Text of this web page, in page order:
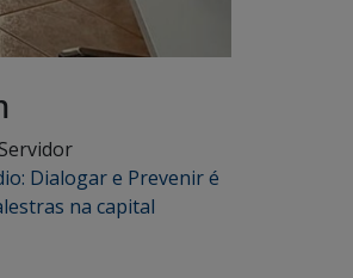
Dialogar e Prevenir é
na capital